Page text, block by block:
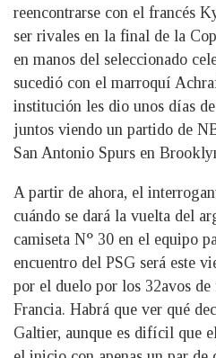
reencontrarse con el francés
ser rivales en la final de la
en manos del seleccionado
sucedió con el marroquí
institución les dio unos días
juntos viendo un partido de
San Antonio Spurs en
A partir de ahora, el
cuándo se dará la vuelta del
camiseta N° 30 en el equipo
encuentro del PSG será este
por el duelo por los 32avos
Francia. Habrá que ver qué
Galtier, aunque es difícil que